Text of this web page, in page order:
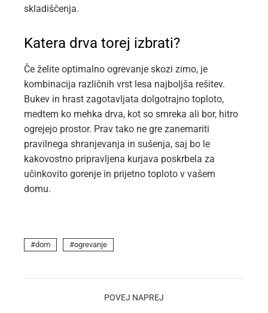
skladiščenja.
Katera drva torej izbrati?
Če želite optimalno ogrevanje skozi zimo, je
kombinacija različnih vrst lesa najboljša rešitev.
Bukev in hrast zagotavljata dolgotrajno toploto,
medtem ko mehka drva, kot so smreka ali bor, hitro
ogrejejo prostor. Prav tako ne gre zanemariti
pravilnega shranjevanja in sušenja, saj bo le
kakovostno pripravljena kurjava poskrbela za
učinkovito gorenje in prijetno toploto v vašem
domu.
dom ogrevanje
POVEJ NAPREJ